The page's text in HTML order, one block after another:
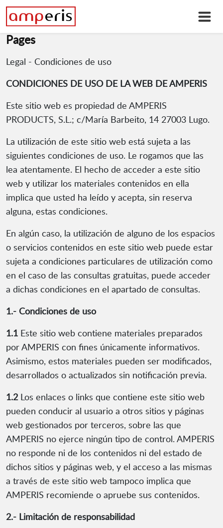
Pages
Legal - Condiciones de uso
CONDICIONES DE USO DE LA WEB DE AMPERIS
Este sitio web es propiedad de AMPERIS
PRODUCTS, S.L.; c/María Barbeito, 14 27003 Lugo.
La utilización de este sitio web está sujeta a las
siguientes condiciones de uso. Le rogamos que las
lea atentamente. El hecho de acceder a este sitio
web y utilizar los materiales contenidos en ella
implica que usted ha leído y acepta, sin reserva
alguna, estas condiciones.
En algún caso, la utilización de alguno de los espacios
o servicios contenidos en este sitio web puede estar
sujeta a condiciones particulares de utilización como
en el caso de las consultas gratuitas, puede acceder
a dichas condiciones en el apartado de consultas.
1.- Condiciones de uso
1.1 Este sitio web contiene materiales preparados
por AMPERIS con fines únicamente informativos.
Asimismo, estos materiales pueden ser modificados,
desarrollados o actualizados sin notificación previa.
1.2Los enlaces o links que contiene este sitio web
pueden conducir al usuario a otros sitios y páginas
web gestionados por terceros, sobre las que
AMPERIS no ejerce ningún tipo de control. AMPERIS
no responde ni de los contenidos ni del estado de
dichos sitios y páginas web, y el acceso a las mismas
a través de este sitio web tampoco implica que
AMPERIS recomiende o apruebe sus contenidos.
2.- Limitación de responsabilidad